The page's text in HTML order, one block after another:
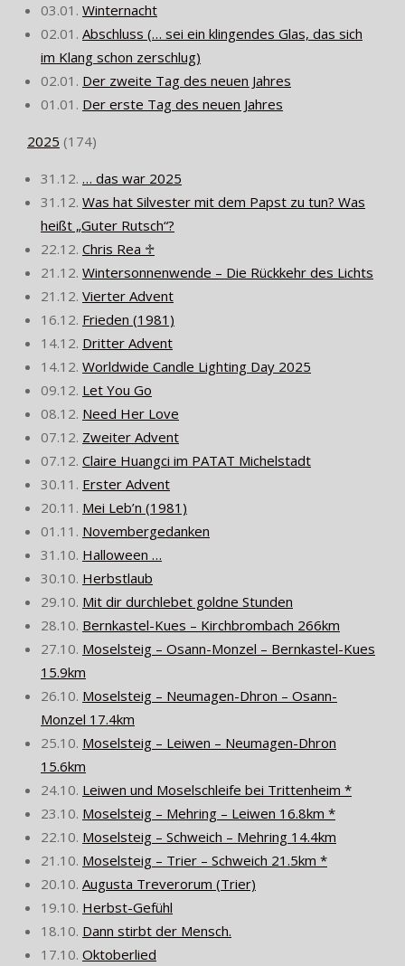
03.01. Winternacht
02.01. Abschluss (… sei ein klingendes Glas, das sich
im Klang schon zerschlug)
02.01. Der zweite Tag des neuen Jahres
01.01. Der erste Tag des neuen Jahres
2025 (174)
31.12. … das war 2025
31.12. Was hat Silvester mit dem Papst zu tun? Was
heißt „Guter Rutsch“?
22.12. Chris Rea ♱
21.12. Wintersonnenwende – Die Rückkehr des Lichts
21.12. Vierter Advent
16.12. Frieden (1981)
14.12. Dritter Advent
14.12. Worldwide Candle Lighting Day 2025
09.12. Let You Go
08.12. Need Her Love
07.12. Zweiter Advent
07.12. Claire Huangci im PATAT Michelstadt
30.11. Erster Advent
20.11. Mei Leb’n (1981)
01.11. Novembergedanken
31.10. Halloween …
30.10. Herbstlaub
29.10. Mit dir durchlebet goldne Stunden
28.10. Bernkastel-Kues – Kirchbrombach 266km
27.10. Moselsteig – Osann-Monzel – Bernkastel-Kues
15.9km
26.10. Moselsteig – Neumagen-Dhron – Osann-
Monzel 17.4km
25.10. Moselsteig – Leiwen – Neumagen-Dhron
15.6km
24.10. Leiwen und Moselschleife bei Trittenheim *
23.10. Moselsteig – Mehring – Leiwen 16.8km *
22.10. Moselsteig – Schweich – Mehring 14.4km
21.10. Moselsteig – Trier – Schweich 21.5km *
20.10. Augusta Treverorum (Trier)
19.10. Herbst-Gefühl
18.10. Dann stirbt der Mensch.
17.10. Oktoberlied